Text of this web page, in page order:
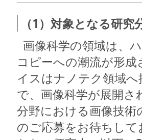
（1）対象となる研究
画像科学の領域は、
コピーへの潮流が形
イスはナノテク領域
で、画像科学が展開
分野における画像技
のご応募をお待ちし